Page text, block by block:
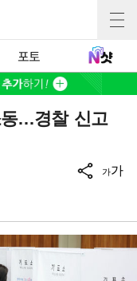
포토
동…경찰 신고
가가